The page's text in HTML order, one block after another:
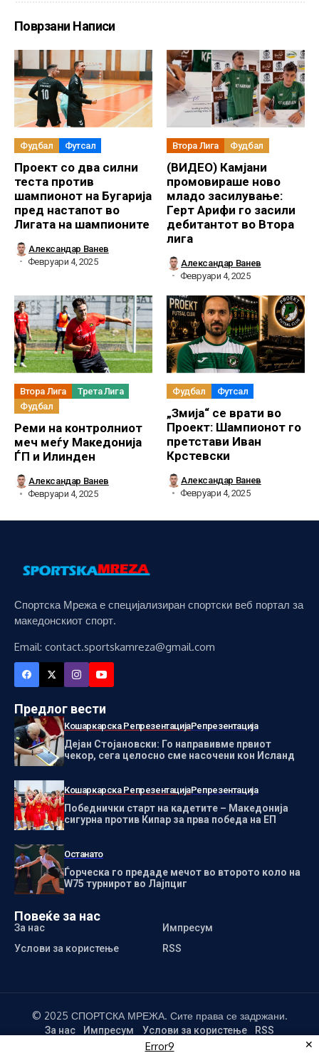
Поврзани Написи
Фудбал Футсал
Проект со два силни
теста против
шампионот на Бугарија
пред настапот во
Лигата на шампионите
Александар Ванев
Февруари 4, 2025
Втора Лига Фудбал
(ВИДЕО) Камјани
промовираше ново
младо засилување:
Герт Арифи го засили
дебитантот во Втора
лига
Александар Ванев
Февруари 4, 2025
Втора Лига
Трета Лига
Фудбал
Реми на контролниот
меч меѓу Македонија
ЃП и Илинден
Александар Ванев
Февруари 4, 2025
Фудбал Футсал
„Змија“ се врати во
Проект: Шампионот го
претстави Иван
Крстевски
Александар Ванев
Февруари 4, 2025
Спортска Мрежа е специјализиран спортски веб портал за
македонскиот спорт.
Email: contact.sportskamreza@gmail.com
Предлог вести
Кошаркарска РепрезентацијаРепрезентација
Дејан Стојановски: Го направивме првиот
чекор, сега целосно сме насочени кон Исланд
Кошаркарска РепрезентацијаРепрезентација
Победнички старт на кадетите – Македонија
сигурна против Кипар за прва победа на ЕП
Останато
Ѓорческа го предаде мечот во второто коло на
W75 турнирот во Лајпциг
Повеќе за нас
За нас
Импресум
Услови за користење
RSS
© 2025 СПОРТСКА МРЕЖА. Сите права се задржани.
За нас Импресум Услови за користење RSS
✕
Error9